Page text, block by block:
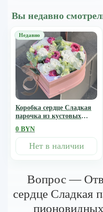
Вы недавно
Коробка сердце Сладкая
парочка из кустовых
эустомы и озотамнуса
0 BYN
Нет в наличии
Вопрос —
сердце Сладкая